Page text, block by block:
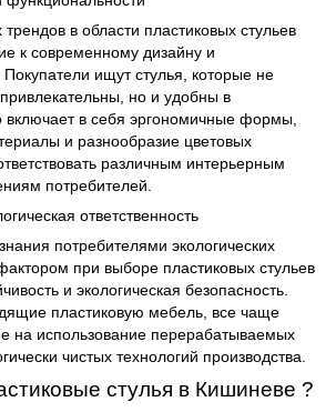
в области пластиковых стульев
к современному дизайну и
ищут стулья, которые не
привлекательны, но и удобны в
включает в себя эргономичные формы,
и разнообразие цветовых
различным интерьерным
потребителей.
ответственность
потребителями экологических
при выборе пластиковых стульев
и экологическая безопасность.
пластиковую мебель, все чаще
на использование перерабатываемых
чистых технологий производства.
стулья в Кишиневе ?